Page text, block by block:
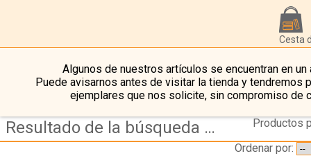
Cesta
Algunos de nuestros artículos se encuentran en un
Puede avisarnos antes de visitar la tienda y tendremos
ejemplares que nos solicite, sin compromiso de
Resultado de la búsqueda de autor ruiz-vasallo,-francisco
Productos
Ordenar por: